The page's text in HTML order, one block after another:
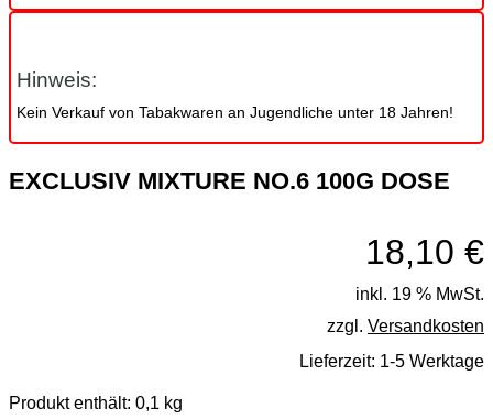
Hinweis:
Kein Verkauf von Tabakwaren an Jugendliche unter 18 Jahren!
EXCLUSIV MIXTURE NO.6 100G DOSE
18,10 €
inkl. 19 % MwSt.
zzgl. Versandkosten
Lieferzeit: 1-5 Werktage
Produkt enthält: 0,1 kg